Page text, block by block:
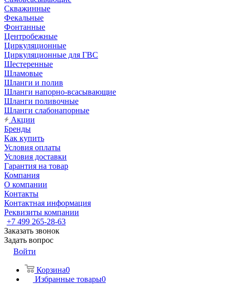
Скважинные
Фекальные
Фонтанные
Центробежные
Циркуляционные
Циркуляционные для ГВС
Шестеренные
Шламовые
Шланги и полив
Шланги напорно-всасывающие
Шланги поливочные
Шланги слабонапорные
Акции
Бренды
Как купить
Условия оплаты
Условия доставки
Гарантия на товар
Компания
О компании
Контакты
Контактная информация
Реквизиты компании
+7 499 265-28-63
Заказать звонок
Задать вопрос
Войти
Корзина0
Избранные товары0